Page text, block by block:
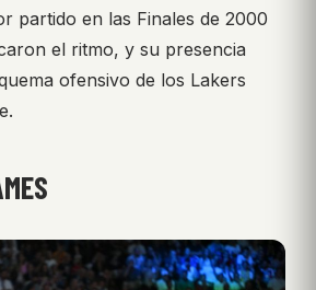
partido en las Finales de 2000
el ritmo, y su presencia
ofensivo de los Lakers